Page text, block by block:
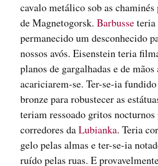
cavalo metálico sob as chaminés
de Magnetogorsk. Barbusseteria
permanecido um desconhecido
nossos avós. Eisenstein teria
planos de gargalhadas e de mãos
acariciarem-se. Ter-se-ia
bronze para robustecer as
teriam ressoado gritos nocturnos
corredores daLubianka. Teria
gelo pelas almas e ter-se-ia
ruído pelas ruas. E